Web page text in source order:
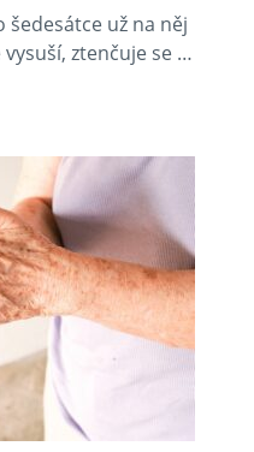
šedesátce už na něj
vysuší, ztenčuje se …